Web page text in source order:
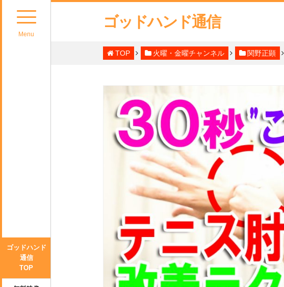
Menu
ゴッドハンド
通信
TOP
ゴッドハンド通信
TOP 火曜・金曜チャンネル 関野正顕